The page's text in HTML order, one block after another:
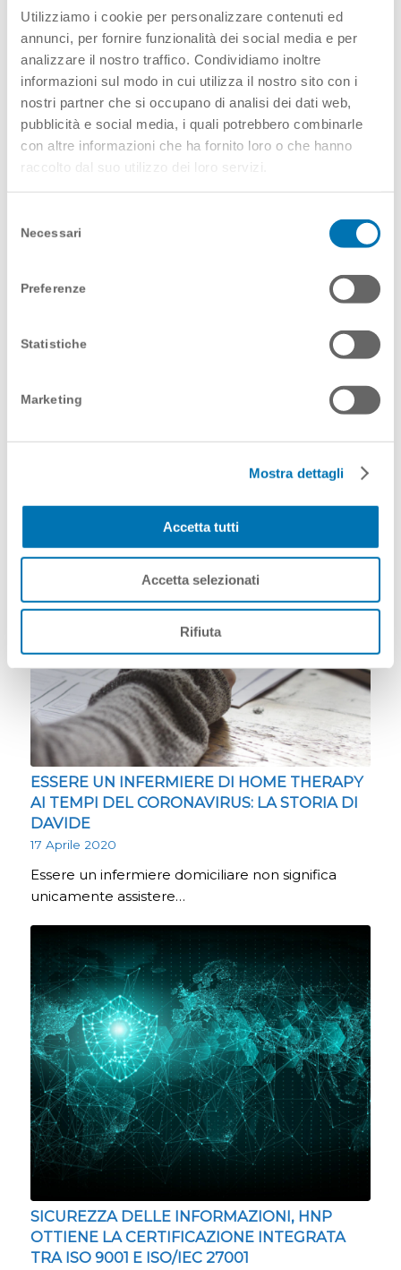
Utilizziamo i cookie per personalizzare contenuti ed
annunci, per fornire funzionalità dei social media e per
analizzare il nostro traffico. Condividiamo inoltre
informazioni sul modo in cui utilizza il nostro sito con i
nostri partner che si occupano di analisi dei dati web,
pubblicità e social media, i quali potrebbero combinarle
con altre informazioni che ha fornito loro o che hanno
raccolto dal suo utilizzo dei loro servizi.
delNecessari
Preferenze
Statistiche
Marketing
Mostra dettagli
Accetta tutti
Accetta selezionati
Rifiuta
lavoro di…
AI TEMPI DEL CORONAVIRUS: LA STORIA DI
ALESSANDRO
Nonostante l’infermiere domiciliare non sia in
ESSERE UN INFERMIERE DI HOME THERAPY
AI TEMPI DEL CORONAVIRUS: LA STORIA DI
DAVIDE
17 Aprile 2020
Essere un infermiere domiciliare non significa
unicamente assistere…
SICUREZZA DELLE INFORMAZIONI, HNP
OTTIENE LA CERTIFICAZIONE INTEGRATA
TRA ISO 9001 E ISO/IEC 27001